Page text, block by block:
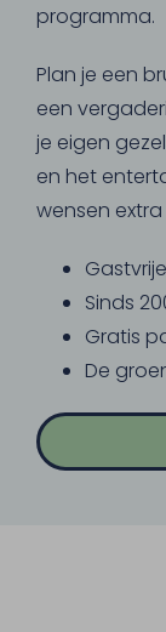
programma.
Plan je een
een
je eigen
en het
wensen
Sinds
Gratis
De